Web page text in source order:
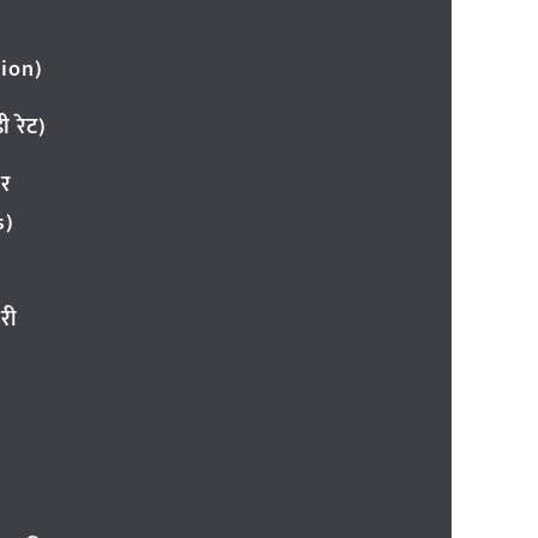
रेट)